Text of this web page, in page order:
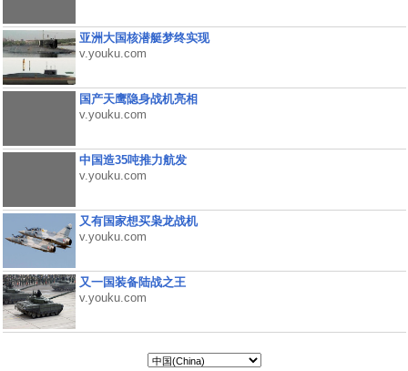
亚洲大国核潜艇梦终实现
v.youku.com
国产天鹰隐身战机亮相
v.youku.com
中国造35吨推力航发
v.youku.com
又有国家想买枭龙战机
v.youku.com
又一国装备陆战之王
v.youku.com